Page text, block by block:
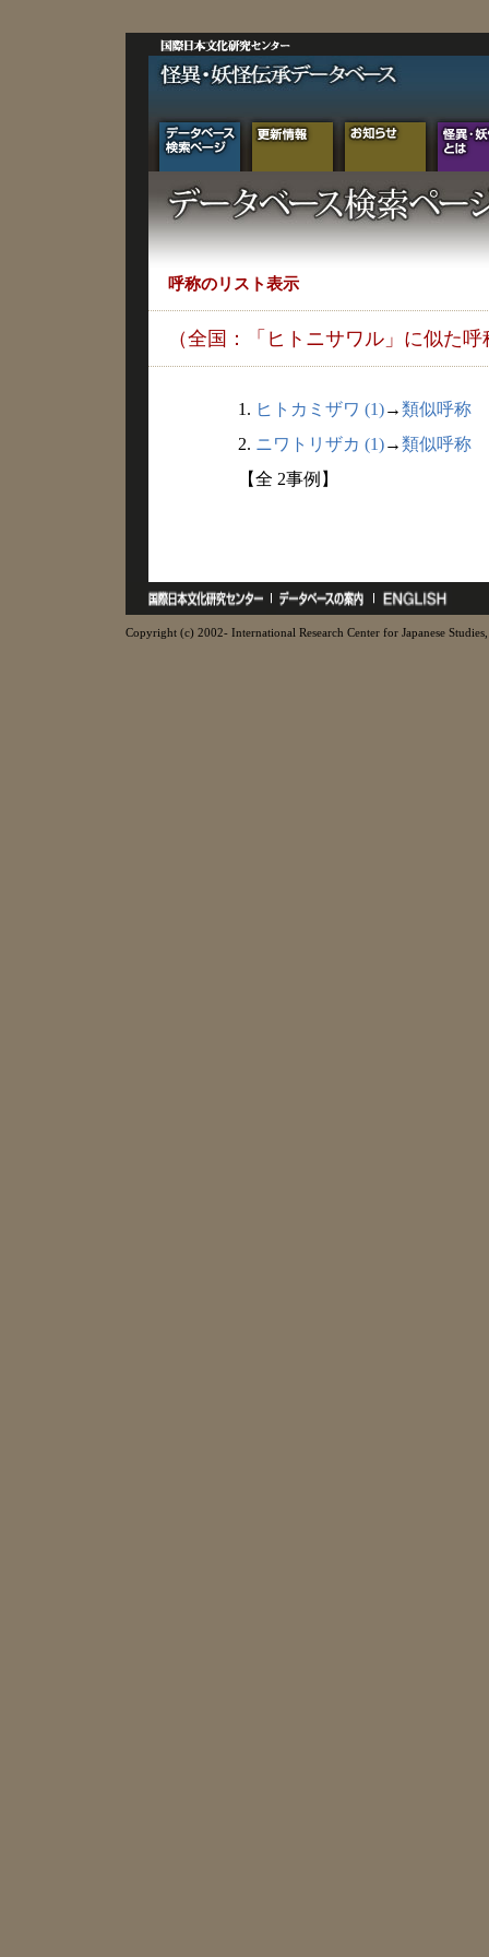
呼称のリスト表示
（全国：「ヒトニサワル」に似た呼
1. ヒトカミザワ (1)→類似呼称
2. ニワトリザカ (1)→類似呼称
【全 2事例】
Copyright (c) 2002- International Research Center for Japanese